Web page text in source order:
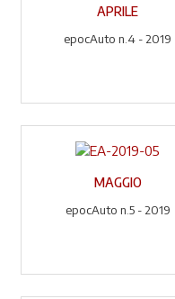
APRILE
epocAuto n.4 - 2019
MAGGIO
epocAuto n.5 - 2019